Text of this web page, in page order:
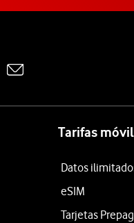
de Vodafone
Tarifas
Datos
eSIM
Tarjetas